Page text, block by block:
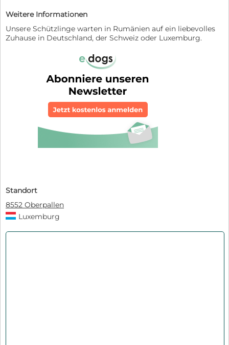
Weitere Informationen
Unsere Schützlinge warten in Rumänien auf ein liebevolles
Zuhause in Deutschland, der Schweiz oder Luxemburg.
Standort
8552 Oberpallen
Luxemburg